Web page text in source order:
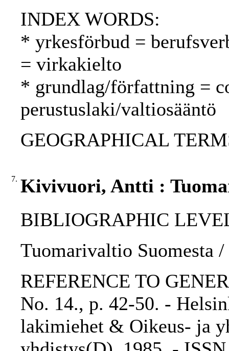
INDEX WORDS:
* yrkesförbud =
= virkakielto
* grundlag/författning =
perustuslaki/valtiosääntö
GEOGRAPHICAL
7. Kivivuori, Antti :
BIBLIOGRAPHIC
Tuomarivaltio Suomesta
REFERENCE TO
No. 14., p. 42-50. -
lakimiehet & Oikeus- ja